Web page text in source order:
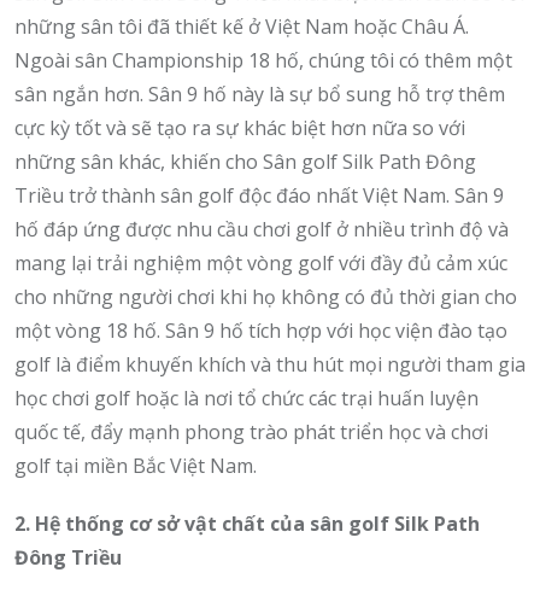
những sân tôi đã thiết kế ở Việt Nam hoặc Châu Á.
Ngoài sân Championship 18 hố, chúng tôi có thêm một
sân ngắn hơn. Sân 9 hố này là sự bổ sung hỗ trợ thêm
cực kỳ tốt và sẽ tạo ra sự khác biệt hơn nữa so với
những sân khác, khiến cho Sân golf Silk Path Đông
Triều trở thành sân golf độc đáo nhất Việt Nam. Sân 9
hố đáp ứng được nhu cầu chơi golf ở nhiều trình độ và
mang lại trải nghiệm một vòng golf với đầy đủ cảm xúc
cho những người chơi khi họ không có đủ thời gian cho
một vòng 18 hố. Sân 9 hố tích hợp với học viện đào tạo
golf là điểm khuyến khích và thu hút mọi người tham gia
học chơi golf hoặc là nơi tổ chức các trại huấn luyện
quốc tế, đẩy mạnh phong trào phát triển học và chơi
golf tại miền Bắc Việt Nam.
2. Hệ thống cơ sở vật chất của sân golf Silk Path
Đông Triều